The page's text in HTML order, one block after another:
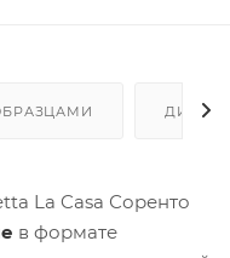
La Casa Соренто
в формате